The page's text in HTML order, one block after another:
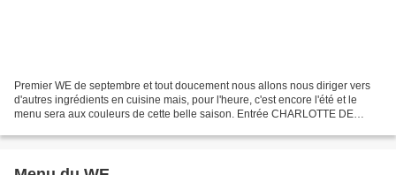
Premier WE de septembre et tout doucement nous allons nous diriger vers
d'autres ingrédients en cuisine mais, pour l'heure, c'est encore l'été et le
menu sera aux couleurs de cette belle saison. Entrée CHARLOTTE DE